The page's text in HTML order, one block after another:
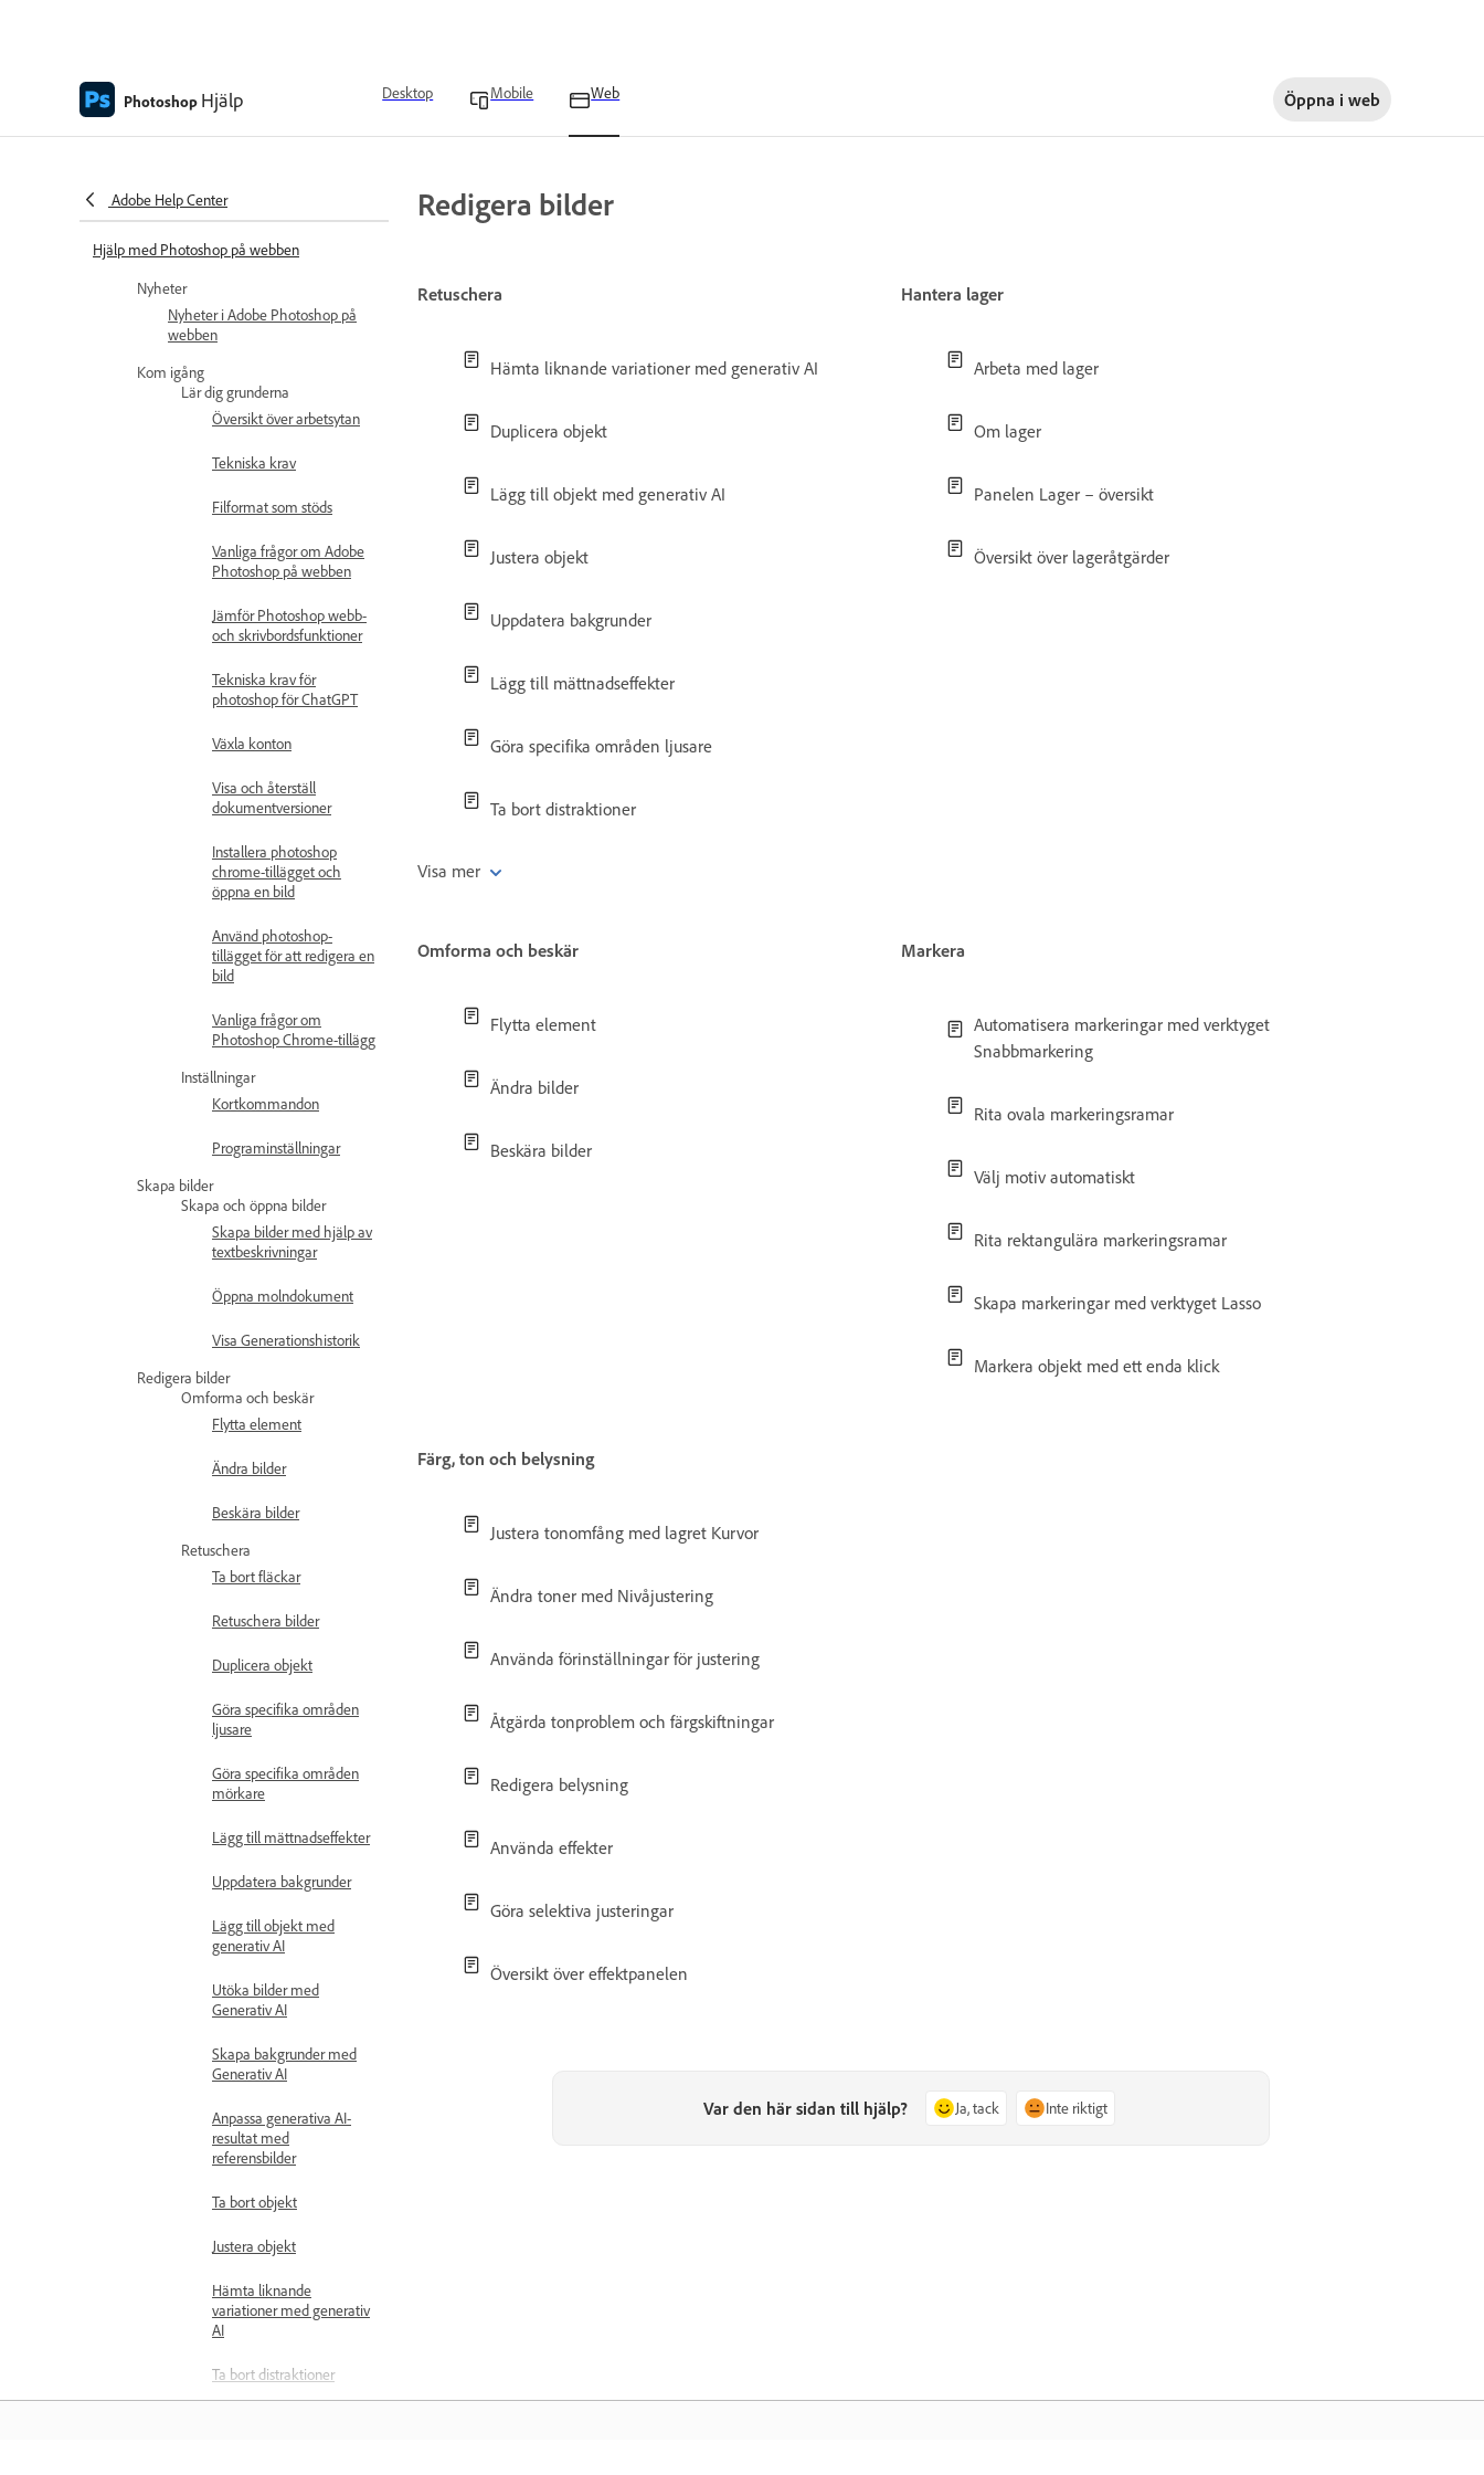
Photoshop Hjälp Desktop Mobile Web Öppna i web
Adobe Help Center
Hjälp med Photoshop på webben
Nyheter
Nyheter i Adobe Photoshop på
webben
Kom igång
Lär dig grunderna
Översikt över arbetsytan
Tekniska krav
Filformat som stöds
Vanliga frågor om Adobe
Photoshop på webben
Jämför Photoshop webb-
och skrivbordsfunktioner
Tekniska krav för
photoshop för ChatGPT
Växla konton
Visa och återställ
dokumentversioner
Installera photoshop
chrome-tillägget och
öppna en bild
Använd photoshop-
tillägget för att redigera en
bild
Vanliga frågor om
Photoshop Chrome-tillägg
Inställningar
Kortkommandon
Programinställningar
Skapa bilder
Skapa och öppna bilder
Skapa bilder med hjälp av
textbeskrivningar
Öppna molndokument
Visa Generationshistorik
Redigera bilder
Omforma och beskär
Flytta element
Ändra bilder
Beskära bilder
Retuschera
Ta bort fläckar
Retuschera bilder
Duplicera objekt
Göra specifika områden
ljusare
Göra specifika områden
mörkare
Lägg till mättnadseffekter
Uppdatera bakgrunder
Lägg till objekt med
generativ AI
Utöka bilder med
Generativ AI
Skapa bakgrunder med
Generativ AI
Anpassa generativa AI-
resultat med
referensbilder
Ta bort objekt
Justera objekt
Hämta liknande
variationer med generativ
AI
Ta bort distraktioner
Redigera bilder
Retuschera
Hämta liknande variationer med generativ AI
Duplicera objekt
Lägg till objekt med generativ AI
Justera objekt
Uppdatera bakgrunder
Lägg till mättnadseffekter
Göra specifika områden ljusare
Ta bort distraktioner
Visa mer
Hantera lager
Arbeta med lager
Om lager
Panelen Lager – översikt
Översikt över lageråtgärder
Omforma och beskär
Flytta element
Ändra bilder
Beskära bilder
Markera
Automatisera markeringar med verktyget
Snabbmarkering
Rita ovala markeringsramar
Välj motiv automatiskt
Rita rektangulära markeringsramar
Skapa markeringar med verktyget Lasso
Markera objekt med ett enda klick
Färg, ton och belysning
Justera tonomfång med lagret Kurvor
Ändra toner med Nivåjustering
Använda förinställningar för justering
Åtgärda tonproblem och färgskiftningar
Redigera belysning
Använda effekter
Göra selektiva justeringar
Översikt över effektpanelen
Var den här sidan till hjälp? Ja, tack Inte riktigt